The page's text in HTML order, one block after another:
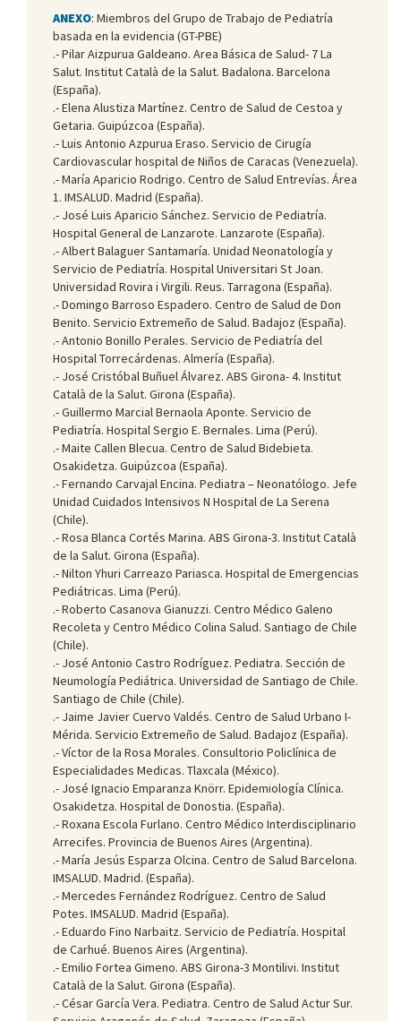
ANEXO: Miembros del Grupo de Trabajo de Pediatría
basada en la evidencia (GT-PBE)
.- Pilar Aizpurua Galdeano. Area Básica de Salud- 7 La
Salut. Institut Català de la Salut. Badalona. Barcelona
(España).
.- Elena Alustiza Martínez. Centro de Salud de Cestoa y
Getaria. Guipúzcoa (España).
.- Luis Antonio Azpurua Eraso. Servicio de Cirugía
Cardiovascular hospital de Niños de Caracas (Venezuela).
.- María Aparicio Rodrigo. Centro de Salud Entrevías. Área
1. IMSALUD. Madrid (España).
.- José Luis Aparicio Sánchez. Servicio de Pediatría.
Hospital General de Lanzarote. Lanzarote (España).
.- Albert Balaguer Santamaría. Unidad Neonatología y
Servicio de Pediatría. Hospital Universitari St Joan.
Universidad Rovira i Virgili. Reus. Tarragona (España).
.- Domingo Barroso Espadero. Centro de Salud de Don
Benito. Servicio Extremeño de Salud. Badajoz (España).
.- Antonio Bonillo Perales. Servicio de Pediatría del
Hospital Torrecárdenas. Almería (España).
.- José Cristóbal Buñuel Álvarez. ABS Girona- 4. Institut
Català de la Salut. Girona (España).
.- Guillermo Marcial Bernaola Aponte. Servicio de
Pediatría. Hospital Sergio E. Bernales. Lima (Perú).
.- Maite Callen Blecua. Centro de Salud Bidebieta.
Osakidetza. Guipúzcoa (España).
.- Fernando Carvajal Encina. Pediatra – Neonatólogo. Jefe
Unidad Cuidados Intensivos N Hospital de La Serena
(Chile).
.- Rosa Blanca Cortés Marina. ABS Girona-3. Institut Català
de la Salut. Girona (España).
.- Nilton Yhuri Carreazo Pariasca. Hospital de Emergencias
Pediátricas. Lima (Perú).
.- Roberto Casanova Gianuzzi. Centro Médico Galeno
Recoleta y Centro Médico Colina Salud. Santiago de Chile
(Chile).
.- José Antonio Castro Rodríguez. Pediatra. Sección de
Neumología Pediátrica. Universidad de Santiago de Chile.
Santiago de Chile (Chile).
.- Jaime Javier Cuervo Valdés. Centro de Salud Urbano I-
Mérida. Servicio Extremeño de Salud. Badajoz (España).
.- Víctor de la Rosa Morales. Consultorio Policlínica de
Especialidades Medicas. Tlaxcala (México).
.- José Ignacio Emparanza Knörr. Epidemiología Clínica.
Osakidetza. Hospital de Donostia. (España).
.- Roxana Escola Furlano. Centro Médico Interdisciplinario
Arrecifes. Provincia de Buenos Aires (Argentina).
.- María Jesús Esparza Olcina. Centro de Salud Barcelona.
IMSALUD. Madrid. (España).
.- Mercedes Fernández Rodríguez. Centro de Salud
Potes. IMSALUD. Madrid (España).
.- Eduardo Fino Narbaitz. Servicio de Pediatría. Hospital
de Carhué. Buenos Aires (Argentina).
.- Emilio Fortea Gimeno. ABS Girona-3 Montilivi. Institut
Català de la Salut. Girona (España).
.- César García Vera. Pediatra. Centro de Salud Actur Sur.